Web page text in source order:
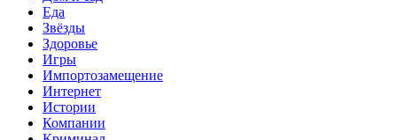
Еда
Звёзды
Здоровье
Игры
Импортозамещение
Интернет
Истории
Компании